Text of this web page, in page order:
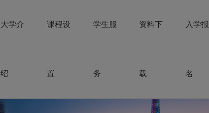
大学介
绍
课程设
置
学生服
务
资料下
载
入学报
名